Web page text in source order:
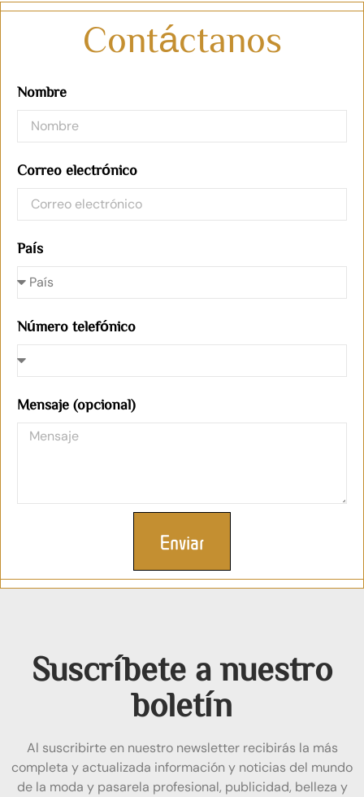
Contáctanos
Nombre
Correo electrónico
País
Número telefónico
Mensaje (opcional)
Enviar
Suscríbete a nuestro
boletín
Al suscribirte en nuestro newsletter recibirás la más
completa y actualizada información y noticias del mundo
de la moda y pasarela profesional, publicidad, belleza y